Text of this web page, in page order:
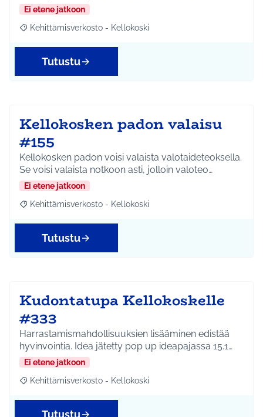
Ei etene jatkoon
Rajaa tulokset aihepiirin mukaan: Kehittämisverkosto -
Kehittämisverkosto - Kellokoski
Tutustu
Kellokosken padon valaisu
#155
Kellokosken padon voisi valaista valotaideteoksella.
Se voisi valaista notkoon asti, jolloin valoteo…
Ei etene jatkoon
Rajaa tulokset aihepiirin mukaan: Kehittämisverkosto -
Kehittämisverkosto - Kellokoski
Tutustu
Kudontatupa Kellokoskelle
#333
Harrastamismahdollisuuksien lisääminen edistää
hyvinvointia. Idea jätetty pop up ideapajassa 15.1…
Ei etene jatkoon
Rajaa tulokset aihepiirin mukaan: Kehittämisverkosto -
Kehittämisverkosto - Kellokoski
Tutustu